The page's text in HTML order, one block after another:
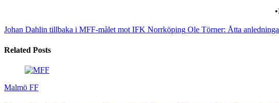
Johan Dahlin tillbaka i MFF-målet mot IFK Norrköping Ole Törner: Åtta
Related Posts
Malmö FF